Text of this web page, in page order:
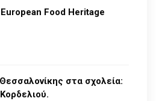
Food Heritage
στα σχολεία: